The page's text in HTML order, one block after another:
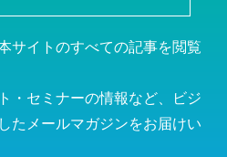
サイトのすべての記事を閲覧
・セミナーの情報など、ビジ
たメールマガジンをお届けい